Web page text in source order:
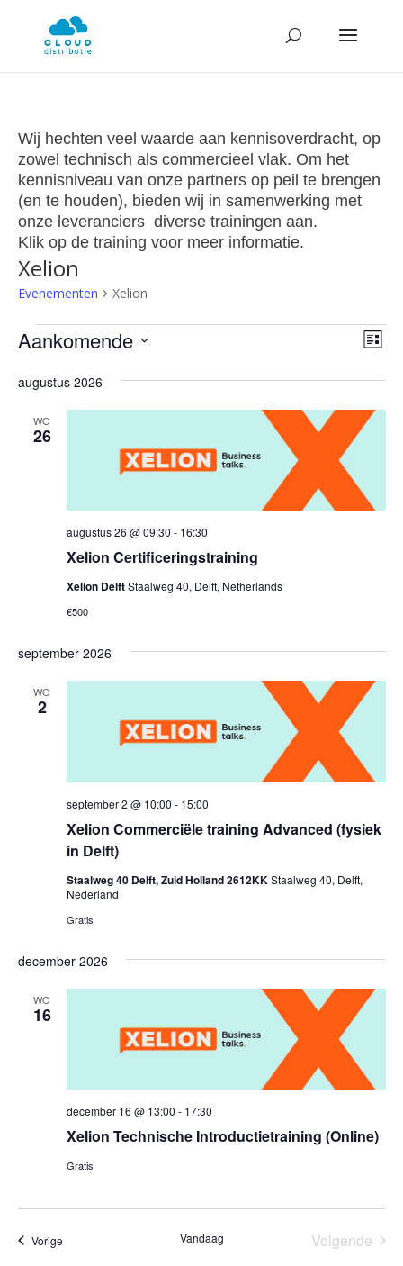
Wij hechten veel waarde aan kennisoverdracht, op
zowel technisch als commercieel vlak. Om het
kennisniveau van onze partners op peil te brengen
(en te houden), bieden wij in samenwerking met
onze leveranciers diverse trainingen aan.
Klik op de training voor meer informatie.
Xelion
Evenementen Xelion
Evenementen Lijst
Aankomende
een
augustus 2026
WO
26
Xelion Certificeringstraining
augustus 26 @ 09:30 - 16:30
Xelion DelftStaalweg 40, Delft, Netherlands
€500
september 2026
WO
2
Xelion Commerciële training Advanced (fysiek
in Delft)
september 2 @ 10:00 - 15:00
Staalweg 40 Delft, Zuid Holland 2612KK Staalweg 40, Delft,
Nederland
Gratis
december 2026
WO
16
Xelion Technische Introductietraining (Online)
december 16 @ 13:00 - 17:30
Gratis
VorigeEvenementen Vandaag
Volgende